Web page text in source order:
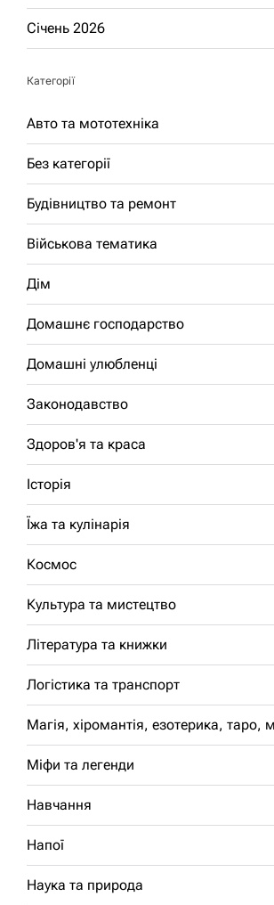
Січень 2026
Категорії
Авто та мототехніка
Без категорії
Будівництво та ремонт
Військова тематика
Дім
Домашнє господарство
Домашні улюбленці
Законодавство
Здоров'я та краса
Історія
Їжа та кулінарія
Космос
Культура та мистецтво
Література та книжки
Логістика та транспорт
Магія, хіромантія, езотерика, таро,
Міфи та легенди
Навчання
Напої
Наука та природа